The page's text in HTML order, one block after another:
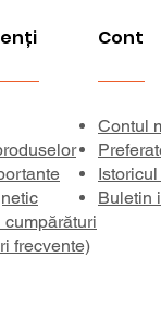
frecvente)
Cont
Contul
Buletin